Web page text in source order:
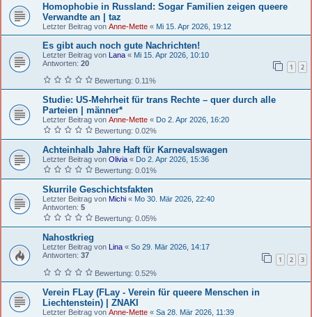
Homophobie in Russland: Sogar Familien zeigen queere
Verwandte an | taz
Letzter Beitrag von Anne-Mette « Mi 15. Apr 2026, 19:12
Es gibt auch noch gute Nachrichten!
Letzter Beitrag von Lana « Mi 15. Apr 2026, 10:10
Antworten: 20 1 2
Bewertung: 0.11%
Studie: US-Mehrheit für trans Rechte – quer durch alle
Parteien | männer*
Letzter Beitrag von Anne-Mette « Do 2. Apr 2026, 16:20
Bewertung: 0.02%
Achteinhalb Jahre Haft für Karnevalswagen
Letzter Beitrag von Olivia « Do 2. Apr 2026, 15:36
Bewertung: 0.01%
Skurrile Geschichtsfakten
Letzter Beitrag von Michi « Mo 30. Mär 2026, 22:40
Antworten: 5
Bewertung: 0.05%
Nahostkrieg
Letzter Beitrag von Lina « So 29. Mär 2026, 14:17
Antworten: 37 1 2 3
Bewertung: 0.52%
Verein FLay (FLay - Verein für queere Menschen in
Liechtenstein) | ZNAKI
Letzter Beitrag von Anne-Mette « Sa 28. Mär 2026, 11:39